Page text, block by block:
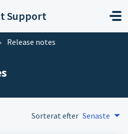
Support
Release notes
Sorterat efter Senaste